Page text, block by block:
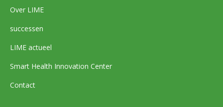
Over LIME
successen
LIME actueel
Smart Health Innovation Center
Contact